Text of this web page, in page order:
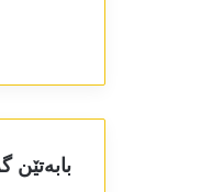
بابەتێن